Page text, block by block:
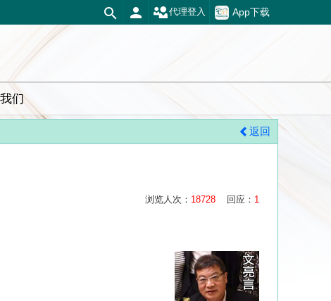
App下载
代理登入
们
返回
浏览人次： 18728 回应： 1